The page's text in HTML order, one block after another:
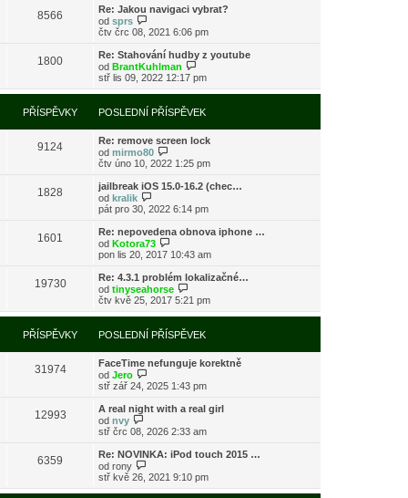
k
p
ě
v
e
k
í
p
ř
í
s
p
ě
v
e
p
o
s
e
d
n
í
ř
p
ě
v
k
r
z
i
t
p
o
s
l
d
í
p
ř
í
s
p
ě
v
k
8566
Re: Jakou navigaci vybrat?
od sprs
o
r
a
z
i
t
p
o
s
l
e
d
í
p
ř
í
p
ě
v
k
čtv črc 08, 2021 6:06 pm
1800
Re: Stahování hudby z youtube
od BrantKuhlman
o
r
a
z
i
t
o
l
d
í
ř
í
p
v
e
stř lis 09, 2022 12:17 pm
PŘÍSPĚVKY POSLEDNÍ PŘÍSPĚVEK
9124
Re: remove screen lock
od mirmo80
o
r
z
i
p
o
s
l
e
d
n
í
ř
p
ě
v
k
čtv úno 10, 2022 1:25 pm
1828
jailbreak iOS 15.0-16.2 (chec…
od kralik
o
r
a
z
i
p
o
s
l
d
í
ř
í
p
ě
v
k
pát pro 30, 2022 6:14 pm
1601
Re: nepovedena obnova iphone …
od Kotora73
o
r
a
z
t
p
o
s
l
d
í
ř
í
s
p
ě
v
e
pon lis 20, 2017 10:43 am
19730
Re: 4.3.1 problém lokalizačné…
od tinyseahorse
o
r
a
z
i
t
o
l
d
í
ř
í
s
čtv kvě 25, 2017 5:21 pm
PŘÍSPĚVKY POSLEDNÍ PŘÍSPĚVEK
31974
FaceTime nefunguje korektně
od Jero
o
r
z
i
t
p
o
s
l
stř zář 24, 2025 1:43 pm
12993
A real night with a real girl
od nvy
o
r
a
z
t
stř črc 08, 2026 2:33 am
6359
Re: NOVINKA: iPod touch 2015 …
od rony
o
stř kvě 26, 2021 9:10 pm